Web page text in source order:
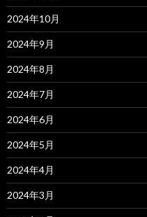
2024年10月
2024年9月
2024年8月
2024年7月
2024年6月
2024年5月
2024年4月
2024年3月